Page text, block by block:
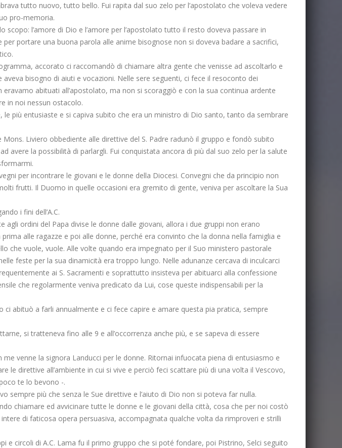
tutto nuovo, tutto bello. Fui rapita dal suo zelo per l’apostolato che voleva vedere
pro-memoria.
l’amore di Dio e l’amore per l’apostolato tutto il resto doveva passare in
portare una buona parola alle anime bisognose non si doveva badare a sacrifici,
accorato ci raccomandò di chiamare altra gente che venisse ad ascoltarlo e
bisogno di aiuti e vocazioni. Nelle sere seguenti, ci fece il resoconto dei
abituati all’apostolato, ma non si scoraggiò e con la sua continua ardente
in noi nessun ostacolo.
più entusiaste e si capiva subito che era un ministro di Dio santo, tanto da sembrare
Mons. Liviero obbediente alle direttive del S. Padre radunò il gruppo e fondò subito
avere la possibilità di parlargli. Fui conquistata ancora di più dal suo zelo per la salute
per incontrare le giovani e le donne della Diocesi. Convegni che da principio non
frutti. Il Duomo in quelle occasioni era gremito di gente, veniva per ascoltare la Sua
i fini dell’A.C.
ordini del Papa divise le donne dalle giovani, allora i due gruppi non erano
alle ragazze e poi alle donne, perché era convinto che la donna nella famiglia e
che vuole, vuole. Alle volte quando era impegnato per il Suo ministero pastorale
feste per la sua dinamicità era troppo lungo. Nelle adunanze cercava di inculcarci
ai S. Sacramenti e soprattutto insisteva per abituarci alla confessione
che regolarmente veniva predicato da Lui, cose queste indispensabili per la
abituò a farli annualmente e ci fece capire e amare questa pia pratica, sempre
si tratteneva fino alle 9 e all’occorrenza anche più, e se sapeva di essere
venne la signora Landucci per le donne. Ritornai infuocata piena di entusiasmo e
direttive all’ambiente in cui si vive e perciò feci scattare più di una volta il Vescovo,
te lo bevono -.
più che senza le Sue direttive e l’aiuto di Dio non si poteva far nulla.
chiamare ed avvicinare tutte le donne e le giovani della città, cosa che per noi costò
di faticosa opera persuasiva, accompagnata qualche volta da rimproveri e strilli
circoli di A.C. Lama fu il primo gruppo che si poté fondare, poi Pistrino, Selci seguito